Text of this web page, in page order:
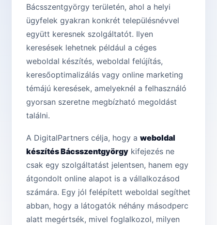
Bácsszentgyörgy területén, ahol a helyi
ügyfelek gyakran konkrét településnévvel
együtt keresnek szolgáltatót. Ilyen
keresések lehetnek például a céges
weboldal készítés, weboldal felújítás,
keresőoptimalizálás vagy online marketing
témájú keresések, amelyeknél a felhasználó
gyorsan szeretne megbízható megoldást
találni.
A DigitalPartners célja, hogy a weboldal
készítés Bácsszentgyörgy kifejezés ne
csak egy szolgáltatást jelentsen, hanem egy
átgondolt online alapot is a vállalkozásod
számára. Egy jól felépített weboldal segíthet
abban, hogy a látogatók néhány másodperc
alatt megértsék, mivel foglalkozol, milyen